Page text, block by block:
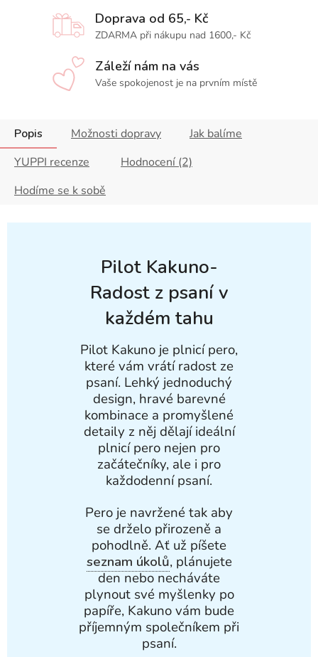
Doprava od 65,- Kč
ZDARMA při nákupu nad 1600,- Kč
Záleží nám na vás
Vaše spokojenost je na prvním místě
Popis Možnosti dopravy
Jak balíme
YUPPI recenze
Hodnocení (2)
Hodíme se k sobě
Pilot Kakuno-
Radost z psaní v
každém tahu
Pilot Kakuno je plnicí pero,
které vám vrátí radost ze
psaní. Lehký jednoduchý
design, hravé barevné
kombinace a promyšlené
detaily z něj dělají ideální
plnicí pero nejen pro
začátečníky, ale i pro
každodenní psaní.
Pero je navržené tak aby
se drželo přirozeně a
pohodlně. Ať už píšete
seznam úkolů, plánujete
den nebo necháváte
plynout své myšlenky po
papíře, Kakuno vám bude
příjemným společníkem při
psaní.